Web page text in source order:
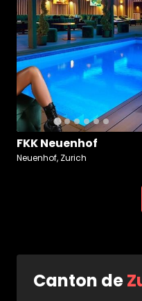
FKK Neuenhof
Neuenhof, Zurich
Canton de